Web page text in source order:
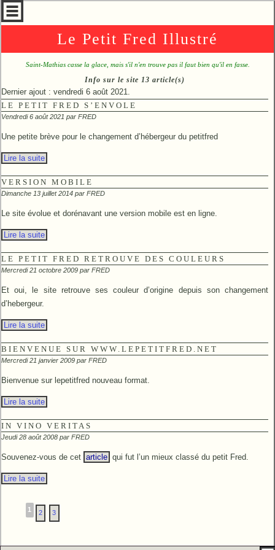
Le Petit Fred Illustré
Saint-Mathias casse la glace, mais s'il n'en trouve pas il faut bien qu'il en fasse.
Info sur le site 13 article(s)
Dernier ajout : vendredi 6 août 2021.
LE PETIT FRED S’ENVOLE
Vendredi 6 août 2021 par FRED
Une petite brève pour le changement d’hébergeur du petitfred
Lire la suite
VERSION MOBILE
Dimanche 13 juillet 2014 par FRED
Le site évolue et dorénavant une version mobile est en ligne.
Lire la suite
LE PETIT FRED RETROUVE DES COULEURS
Mercredi 21 octobre 2009 par FRED
Et oui, le site retrouve ses couleur d’origine depuis son changement
d’hebergeur.
Lire la suite
BIENVENUE SUR WWW.LEPETITFRED.NET
Mercredi 21 janvier 2009 par FRED
Bienvenue sur lepetitfred nouveau format.
Lire la suite
IN VINO VERITAS
Jeudi 28 août 2008 par FRED
Souvenez-vous de cet article qui fut l’un mieux classé du petit Fred.
Lire la suite
1 2 3